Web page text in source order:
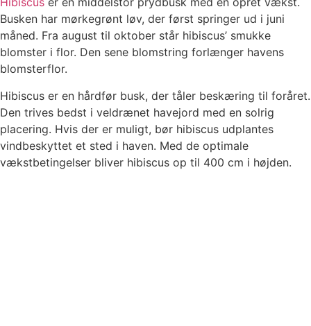
Busken har mørkegrønt løv, der først springer ud i juni
måned. Fra august til oktober står hibiscus’ smukke
blomster i flor. Den sene blomstring forlænger havens
blomsterflor.
Hibiscus er en hårdfør busk, der tåler beskæring til foråret.
Den trives bedst i veldrænet havejord med en solrig
placering. Hvis der er muligt, bør hibiscus udplantes
vindbeskyttet et sted i haven. Med de optimale
vækstbetingelser bliver hibiscus op til 400 cm i højden.